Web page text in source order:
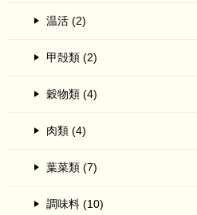
温活 (2)
甲殻類 (2)
穀物類 (4)
肉類 (4)
葉菜類 (7)
調味料 (10)